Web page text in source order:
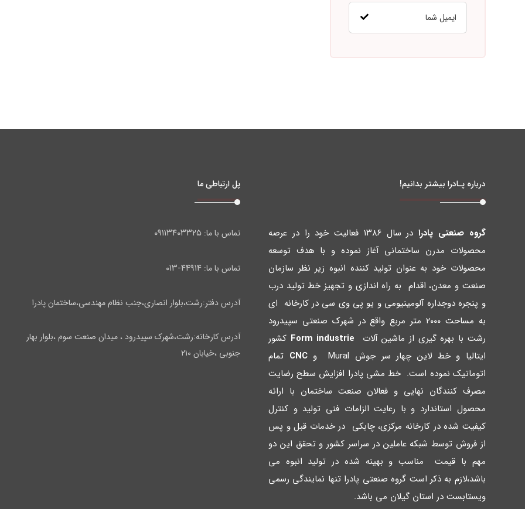
درباره پـادرا بیشتر بدانیم!
گروه صنعتی پادرا
در سال ۱۳۸۶ فعالیت خود را در عرصه
محصولات مدرن ساختمانی آغاز نموده و با هدف توسعه
محصولات خود به عنوان تولید کننده انبوه زیر نظر سازمان
صنعت و معدن، اقدام به راه اندازي و تجهیز خط تولید درب
و پنجره دوجداره آلومینیومی و یو پی وي سی در کارخانه اي
به مساحت ۲۰۰۰ متر مربع واقع در شهرك صنعتی سپیدرود
رشت با بهره گیري از ماشین آلات Form industrie کشور
ایتالیا و خط لاین چهار سر جوش Mural و
CNC تمام
اتوماتیک نموده است. خط مشی پادرا افزایش سطح رضایت
مصرف کنندگان نهایی و فعالان صنعت ساختمان با ارائه
محصول استاندارد و با رعایت الزامات فنی تولید و کنترل
کیفیت شده در کارخانه مرکزي، چابکی در خدمات قبل و پس
از فروش توسط شبکه عاملین در سراسر کشور و تحقق این دو
مهم با قیمت مناسب و بهینه شده در تولید انبوه می
باشد،لازم به ذکر است گروه صنعتی پادرا تنها نمایندگی رسمی
ویستابست در استان گیلان می باشد.
پل ارتباطی ما
تماس با ما:۰۹۱۱۳۴۰۳۳۲۵
تماس با ما: ۴۴۹۱۴-۰۱۳
آدرس دفتر:رشت،بلوار انصاری،جنب نظام مهندسی،ساختمان پادرا
آدرس کارخانه:رشت،شهرک سپیدرود ، میدان صنعت سوم ،بلوار بهار
جنوبی ،خیابان ۲۱۰